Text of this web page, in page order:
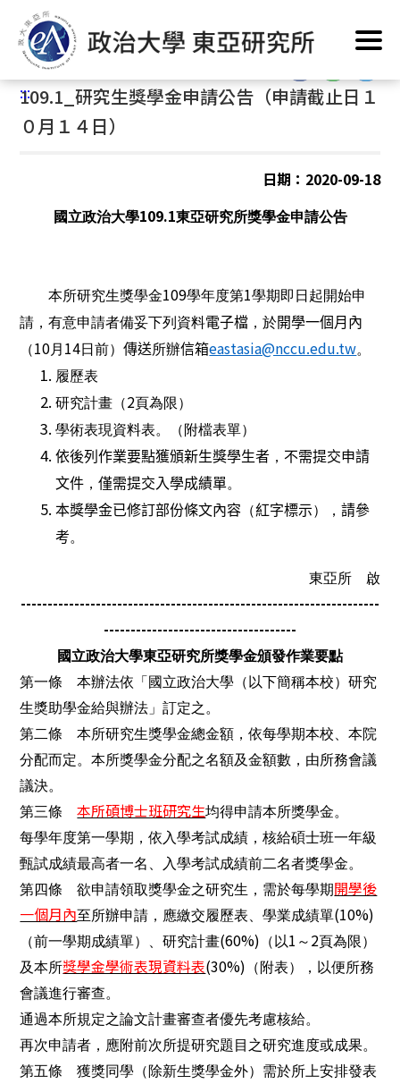
到
要
內
首頁/
:::
:::
109.1_研究生獎學金申請公告（申請截止日１
０月１４日）
日期：2020-09-18
國立政治大學109.1東亞研究所獎學金申請公告
本所研究生獎學金109學年度第1學期即日起開始申
請，有意申請者備妥下列資料電子檔 ，於開學一個月內
（10月 14日前）傳送所辦信箱eastasia@nccu.edu.tw。
履歷表
研究計畫（2頁為限）
學術表現資料表。（附檔表單）
依後列作業要點獲頒新生獎學生者 ， 不需提交申請
文件 ，僅需提交入學成績單。
本獎學金已修訂部份條文內容 （紅字標示），請參
考。
東亞所 啟
-------------------------------------------------------------------
------------------------------------
國立政治大學東亞研究所獎學金頒發作業要點
第一條 本辦法依「國立政治大學（以下簡稱本校）研究
生獎助學金給與辦法」訂定之。
第二條 本所研究生獎學金總金額，依每學期本校、本院
分配而定。本所獎學金分配之名額及金額數，由所務會議
議決。
第三條本所碩博士班研究生均得申請本所獎學金。
每學年度第一學期，依入學考試成績，核給碩士班一年級
甄試成績最高者一名、入學考試成績前二名者獎學金。
第四條 欲申請領取獎學金之研究生，需於每學期開學後
一個月內至所辦申請，應繳交履歷表、學業成績單(10%)
（前一學期成績單）、研究計畫(60%) （以1 ～ 2頁為限）
及本所獎學金學術表現資料表(30%) （附表），以便所務
會議進行審查。
通過本所規定之論文計畫審查者優先考慮核給。
再次申請者，應附前次所提研究題目之研究進度或成果。
第五條 獲獎同學（除新生獎學金外）需於所上安排發表